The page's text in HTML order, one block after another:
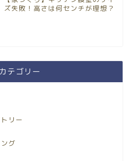
ズ失敗！高さは何センチが理想？
カテゴリー
リー
グ